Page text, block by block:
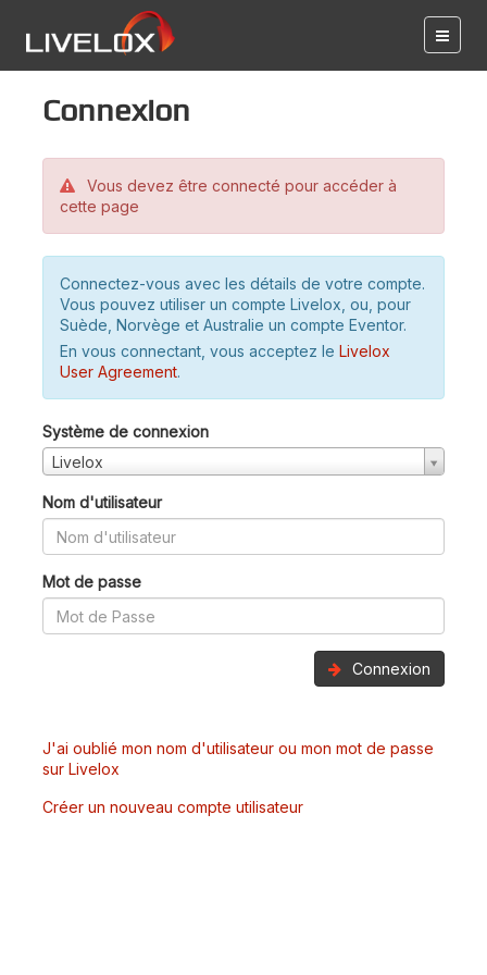
Connexion
Vous devez être connecté pour accéder à
cette page
Connectez-vous avec les détails de votre compte.
Vous pouvez utiliser un compte Livelox, ou, pour
Suède, Norvège et Australie un compte Eventor.
En vous connectant, vous acceptez le Livelox
User Agreement.
Système de connexion
Livelox
Nom d'utilisateur
Mot de passe
Connexion
J'ai oublié mon nom d'utilisateur ou mon mot de passe
sur Livelox
Créer un nouveau compte utilisateur